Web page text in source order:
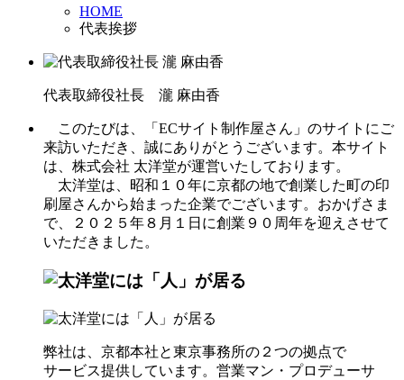
HOME
代表挨拶
代表取締役社長 瀧 麻由香
このたびは、「ECサイト制作屋さん」のサイトにご
来訪いただき、誠にありがとうございます。本サイト
は、株式会社 太洋堂が運営いたしております。
太洋堂は、昭和１０年に京都の地で創業した町の印
刷屋さんから始まった企業でございます。おかげさま
で、２０２５年８月１日に創業９０周年を迎えさせて
いただきました。
弊社は、京都本社と東京事務所の２つの拠点で
サービス提供しています。営業マン・プロデューサ